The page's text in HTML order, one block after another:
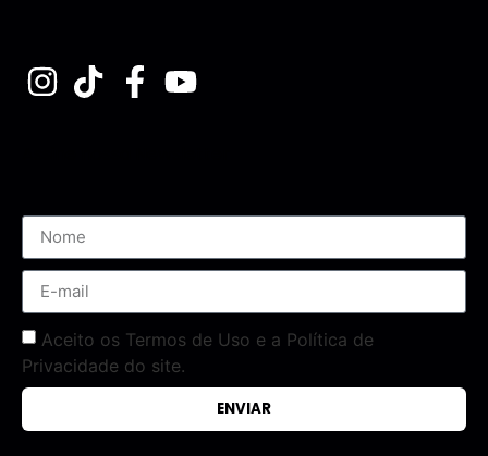
Aceito os Termos de Uso e a Política de
Privacidade do site.
ENVIAR